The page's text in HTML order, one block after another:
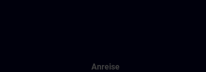
Anreise